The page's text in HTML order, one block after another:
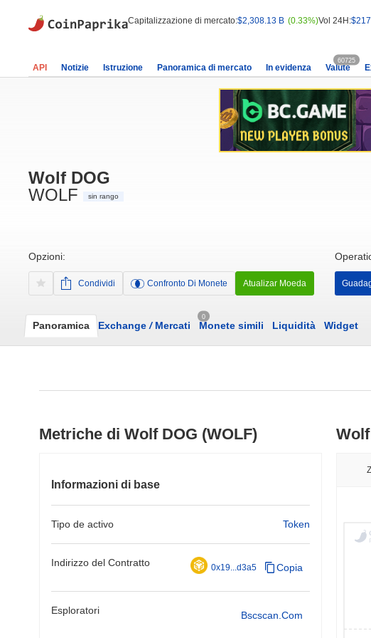
Capitalizzazione di mercato:$2,308.13 B (0.33%)Vol 24H:
API Notizie Istruzione Panoramica di mercato In evidenza Valute
60725
Wolf DOG
WOLF
sin rango
Opzioni:
Condividi Confronto Di Monete Atualizar Moeda
Panoramica Exchange /Mercati
0
Monete simili Liquidità Widget
Metriche di Wolf DOG (WOLF)
Informazioni di base
Tipo de activo Token
Indirizzo del Contratto 0x19...d3a5 Copia
Esploratori Bscscan.com